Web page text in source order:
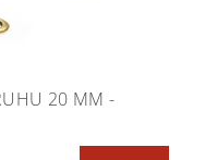
20 MM -